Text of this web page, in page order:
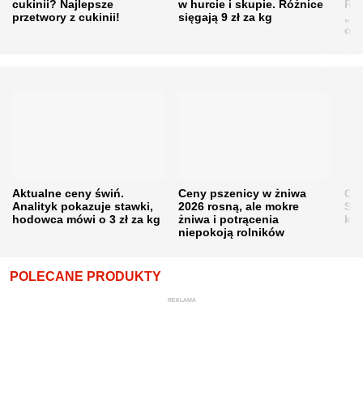
cukinii? Najlepsze
przetwory z cukinii!
w hurcie i skupie. Różnice
sięgają 9 zł za kg
Aktualne ceny świń.
Analityk pokazuje stawki,
hodowca mówi o 3 zł za kg
Ceny pszenicy w żniwa
2026 rosną, ale mokre
żniwa i potrącenia
niepokoją rolników
POLECANE PRODUKTY
REKLAMA